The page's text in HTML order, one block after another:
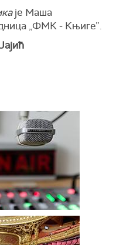
је Маша
„ФМК ‒ Књиге”.